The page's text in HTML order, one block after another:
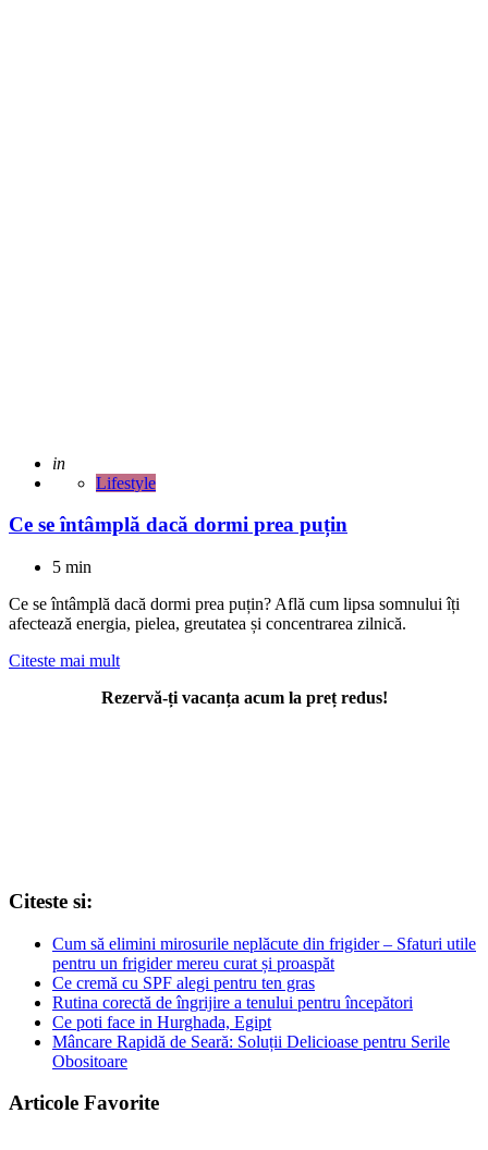
Adaugat
in
Lifestyle
Ce se întâmplă dacă dormi prea puțin
5 min
Ce se întâmplă dacă dormi prea puțin? Află cum lipsa somnului îți
afectează energia, pielea, greutatea și concentrarea zilnică.
Citeste mai mult
Rezervă-ți vacanța acum la preț redus!
Citeste si:
Cum să elimini mirosurile neplăcute din frigider – Sfaturi utile
pentru un frigider mereu curat și proaspăt
Ce cremă cu SPF alegi pentru ten gras
Rutina corectă de îngrijire a tenului pentru începători
Ce poti face in Hurghada, Egipt
Mâncare Rapidă de Seară: Soluții Delicioase pentru Serile
Obositoare
Articole Favorite